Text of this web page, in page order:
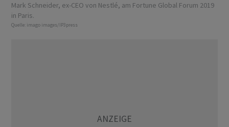
Mark Schneider, ex-CEO von Nestlé, am Fortune Global Forum 2019
in Paris.
Quelle: imago images/IP3press